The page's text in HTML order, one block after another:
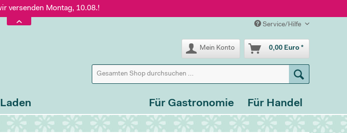
versenden Montag, 10.08.!
gratis ab 95 € Warenwert
versenden Montag, 10.08.!
Service/Hilfe
Mein Konto 0,00 Euro *
Laden Für Handel
Für Gastronomie